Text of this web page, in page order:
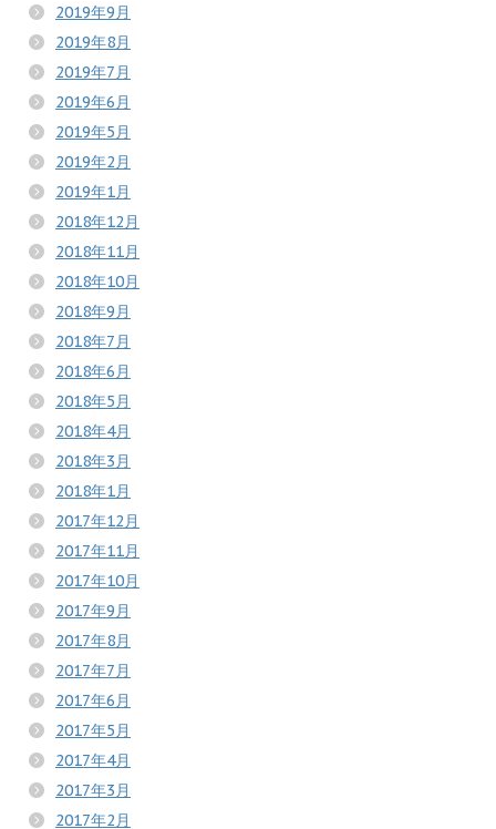
2019年9月
2019年8月
2019年7月
2019年6月
2019年5月
2019年2月
2019年1月
2018年12月
2018年11月
2018年10月
2018年9月
2018年7月
2018年6月
2018年5月
2018年4月
2018年3月
2018年1月
2017年12月
2017年11月
2017年10月
2017年9月
2017年8月
2017年7月
2017年6月
2017年5月
2017年4月
2017年3月
2017年2月